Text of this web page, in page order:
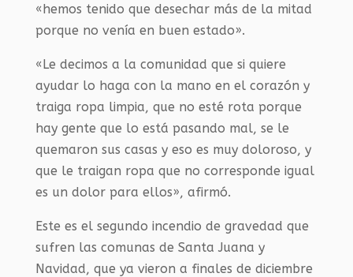
«hemos tenido que desechar más de la mitad
porque no venía en buen estado».
«Le decimos a la comunidad que si quiere
ayudar lo haga con la mano en el corazón y
traiga ropa limpia, que no esté rota porque
hay gente que lo está pasando mal, se le
quemaron sus casas y eso es muy doloroso, y
que le traigan ropa que no corresponde igual
es un dolor para ellos», afirmó.
Este es el segundo incendio de gravedad que
sufren las comunas de Santa Juana y
Navidad, que ya vieron a finales de diciembre